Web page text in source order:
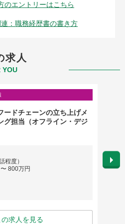
のエントリーはこちら
：職務経歴書の書き方
求人
YOU
ードチェーンの立ち上げメ
グ担当（オフライン・デジ
程度）
800万円
の求人を見る
勤務
英語
給 与